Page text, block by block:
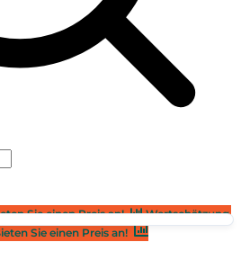
Sie einen Preis an!
Wertschätzung
Sie einen Preis an!